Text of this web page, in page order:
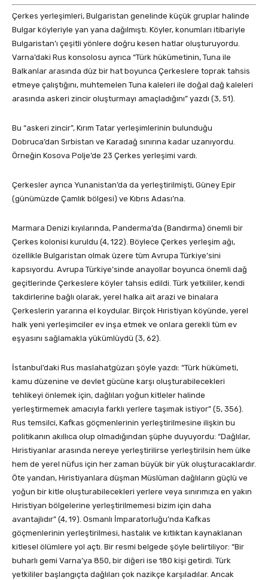
Çerkes yerleşimleri, Bulgaristan genelinde küçük gruplar halinde
Bulgar köyleriyle yan yana dağılmıştı. Köyler, konumları itibariyle
Bulgaristan’ı çeşitli yönlere doğru kesen hatlar oluşturuyordu.
Varna’daki Rus konsolosu ayrıca “Türk hükümetinin, Tuna ile
Balkanlar arasında düz bir hat boyunca Çerkeslere toprak tahsis
etmeye çalıştığını, muhtemelen Tuna kaleleri ile doğal dağ kaleleri
arasında askeri zincir oluşturmayı amaçladığını” yazdı (3, 51).
Bu “askeri zincir”, Kırım Tatar yerleşimlerinin bulunduğu
Dobruca’dan Sırbistan ve Karadağ sınırına kadar uzanıyordu.
Örneğin Kosova Polje’de 23 Çerkes yerleşimi vardı.
Çerkesler ayrıca Yunanistan’da da yerleştirilmişti, Güney Epir
(günümüzde Çamlık bölgesi) ve Kıbrıs Adası’na.
Marmara Denizi kıyılarında, Panderma’da (Bandırma) önemli bir
Çerkes kolonisi kuruldu (4, 122). Böylece Çerkes yerleşim ağı,
özellikle Bulgaristan olmak üzere tüm Avrupa Türkiye’sini
kapsıyordu. Avrupa Türkiye’sinde anayollar boyunca önemli dağ
geçitlerinde Çerkeslere köyler tahsis edildi. Türk yetkililer, kendi
takdirlerine bağlı olarak, yerel halka ait arazi ve binalara
Çerkeslerin yararına el koydular. Birçok Hıristiyan köyünde, yerel
halk yeni yerleşimciler ev inşa etmek ve onlara gerekli tüm ev
eşyasını sağlamakla yükümlüydü (3, 62).
İstanbul’daki Rus maslahatgüzarı şöyle yazdı: “Türk hükümeti,
kamu düzenine ve devlet gücüne karşı oluşturabilecekleri
tehlikeyi önlemek için, dağlıları yoğun kitleler halinde
yerleştirmemek amacıyla farklı yerlere taşımak istiyor” (5, 356).
Rus temsilci, Kafkas göçmenlerinin yerleştirilmesine ilişkin bu
politikanın akıllıca olup olmadığından şüphe duyuyordu: “Dağlılar,
Hıristiyanlar arasında nereye yerleştirilirse yerleştirilsin hem ülke
hem de yerel nüfus için her zaman büyük bir yük oluşturacaklardır.
Öte yandan, Hıristiyanlara düşman Müslüman dağlıların güçlü ve
yoğun bir kitle oluşturabilecekleri yerlere veya sınırımıza en yakın
Hıristiyan bölgelerine yerleştirilmemesi bizim için daha
avantajlıdır” (4, 19). Osmanlı İmparatorluğu’nda Kafkas
göçmenlerinin yerleştirilmesi, hastalık ve kıtlıktan kaynaklanan
kitlesel ölümlere yol açtı. Bir resmi belgede şöyle belirtiliyor: “Bir
buharlı gemi Varna’ya 850, bir diğeri ise 180 kişi getirdi. Türk
yetkililer başlangıçta dağlıları çok nazikçe karşıladılar. Ancak